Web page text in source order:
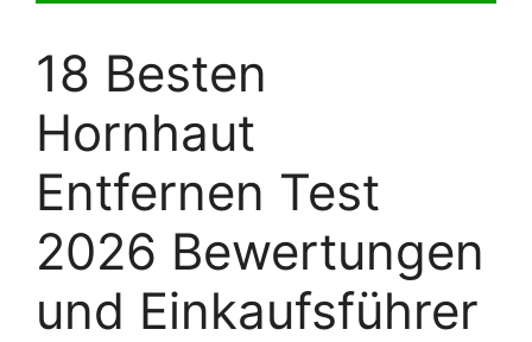
18 Besten
Hornhaut
Entfernen Test
2026 Bewertungen
und Einkaufsführer